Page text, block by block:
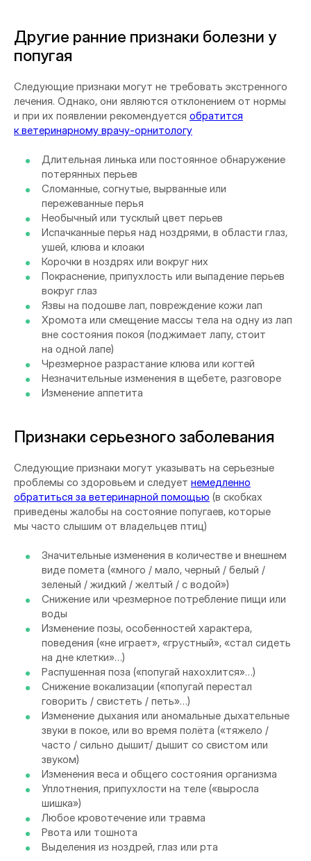
Другие ранние признаки болезни у
попугая
Следующие признаки могут не требовать экстренного
лечения. Однако, они являются отклонением от нормы
и при их появлении рекомендуется обратится
к ветеринарному врачу-орнитологу
Длительная линька или постоянное обнаружение
потерянных перьев
Сломанные, согнутые, вырванные или
пережеванные перья
Необычный или тусклый цвет перьев
Испачканные перья над ноздрями, в области глаз,
ушей, клюва и клоаки
Корочки в ноздрях или вокруг них
Покраснение, припухлость или выпадение перьев
вокруг глаз
Язвы на подошве лап, повреждение кожи лап
Хромота или смещение массы тела на одну из лап
вне состояния покоя (поджимает лапу, стоит
на одной лапе)
Чрезмерное разрастание клюва или когтей
Незначительные изменения в щебете, разговоре
Изменение аппетита
Признаки серьезного заболевания
Следующие признаки могут указывать на серьезные
проблемы со здоровьем и следует немедленно
обратиться за ветеринарной помощью (в скобках
приведены жалобы на состояние попугаев, которые
мы часто слышим от владельцев птиц)
Значительные изменения в количестве и внешнем
виде помета («много / мало, черный / белый /
зеленый / жидкий / желтый / с водой»)
Снижение или чрезмерное потребление пищи или
воды
Изменение позы, особенностей характера,
поведения («не играет», «грустный», «стал сидеть
на дне клетки»…)
Распушенная поза («попугай нахохлится»…)
Снижение вокализации («попугай перестал
говорить / свистеть / петь»…)
Изменение дыхания или аномальные дыхательные
звуки в покое, или во время полёта («тяжело /
часто / сильно дышит/ дышит со свистом или
звуком)
Изменения веса и общего состояния организма
Уплотнения, припухлости на теле («выросла
шишка»)
Любое кровотечение или травма
Рвота или тошнота
Выделения из ноздрей, глаз или рта